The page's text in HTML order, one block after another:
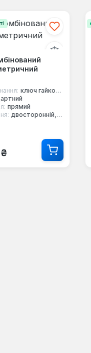
ключ гайковий
прямий
двосторонній, 12-ти гранний, комбінований
ціна: